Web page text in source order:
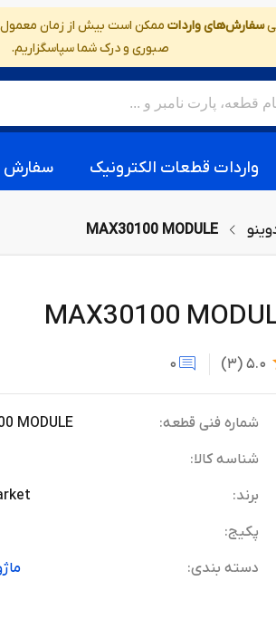
سفارش‌های واردات ممکن است بیش از زمان معمول
صبوری و درک شما سپاسگزاریم.
واردات قطعات الکترونیک سفارش PCB
MAX30100 MODULE
MAX30100
5.0
(3)
0
شماره فنی قطعه:
MODULE
شناسه کالا:
برند:
پکیج:
دسته بندی: